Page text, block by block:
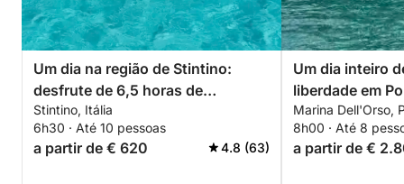
Um dia na região de Stintino:
desfrute de 6,5 horas de
exploração a bordo de uma
lancha de 14 metros.
Stintino, Itália
6h30 · Até 10 pessoas
a partir de € 620 4.8 (63)
Um dia inteiro
liberdade em
Marina Dell'Orso,
8h00 · Até 8
a partir de €